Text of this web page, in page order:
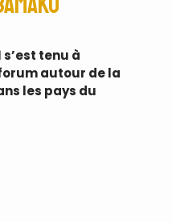
s’est tenu à
autour de la
les pays du